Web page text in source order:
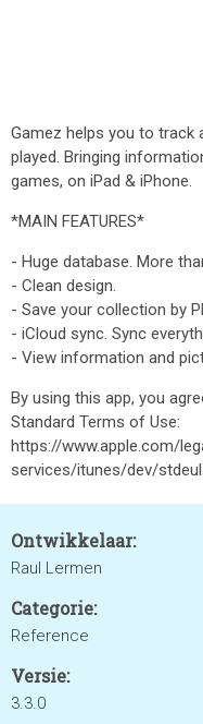
Gamez helps you to track
played. Bringing
games, on iPad & iPhone.
*MAIN FEATURES*
- Huge database. More
- Clean design.
- Save your collection by
- iCloud sync. Sync
- View information and
By using this app, you
Standard Terms of Use:
https://www.apple.com/
services/itunes/dev/
Ontwikkelaar:
Raul Lermen
Categorie:
Reference
Versie:
3.3.0